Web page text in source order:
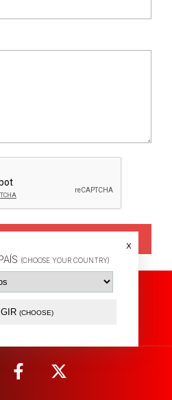
(CHOOSE YOUR COUNTRY)
x
(CHOOSE)
por nosotros.